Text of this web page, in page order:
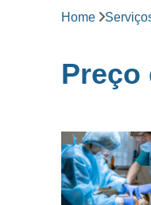
Home
Preço